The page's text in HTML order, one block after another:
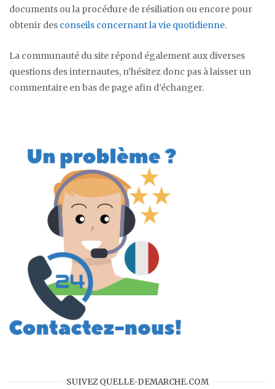
documents ou la procédure de résiliation ou encore pour
obtenir des conseils concernant la vie quotidienne.
La communauté du site répond également aux diverses
questions des internautes, n’hésitez donc pas à laisser un
commentaire en bas de page afin d’échanger.
SUIVEZ QUELLE-DEMARCHE.COM